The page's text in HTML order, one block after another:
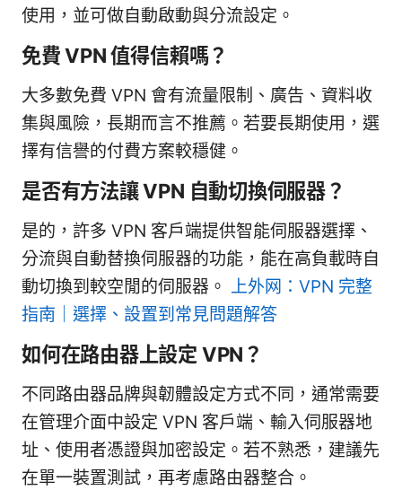
使用，並可做自動啟動與分流設定。
免費 VPN 值得信賴嗎？
大多數免費 VPN 會有流量限制、廣告、資料收
集與風險，長期而言不推薦。若要長期使用，選
擇有信譽的付費方案較穩健。
是否有方法讓 VPN 自動切換伺服器？
是的，許多 VPN 客戶端提供智能伺服器選擇、
分流與自動替換伺服器的功能，能在高負載時自
動切換到較空閒的伺服器。 上外网：VPN 完整
指南｜選擇、設置到常見問題解答
如何在路由器上設定 VPN？
不同路由器品牌與韌體設定方式不同，通常需要
在管理介面中設定 VPN 客戶端、輸入伺服器地
址、使用者憑證與加密設定。若不熟悉，建議先
在單一裝置測試，再考慮路由器整合。